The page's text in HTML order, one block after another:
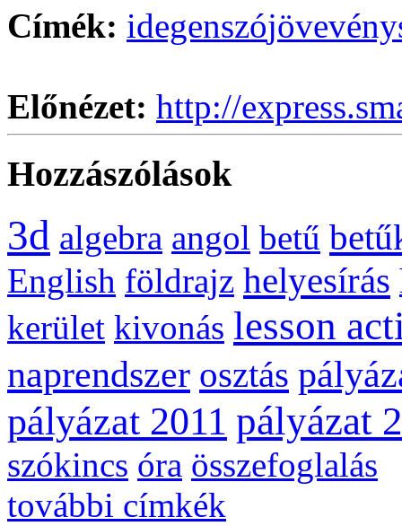
Címék: idegenszó
Előnézet: http://
Hozzászólások
3d algebra angol betű
English földrajz helyesírás
kerület kivonás lesson
naprendszer osztás
pályázat 2011 pályázat
szókincs óra összefoglalás
további címkék